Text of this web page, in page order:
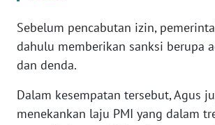
Sebelum pencabutan izin,
dahulu memberikan sanksi berupa
dan denda.
Dalam kesempatan tersebut, Agus
menekankan laju PMI yang dalam
WN
WN
BANTEN